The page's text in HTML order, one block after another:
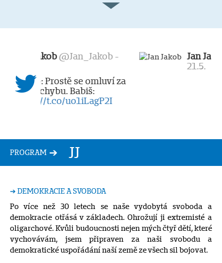
Jan Jakob
@Jan_Jakob -
PROGRAM
➔ DEMOKRACIE A SVOBODA
Po více než 30 letech se naše vydobytá svoboda a
demokracie otřásá v základech. Ohrožují ji extremisté a
oligarchové. Kvůli budoucnosti nejen mých čtyř dětí, které
vychovávám, jsem připraven za naši svobodu a
demokratické uspořádání naší země ze všech sil bojovat.